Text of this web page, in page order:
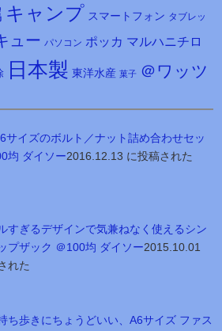
キャンプ スマートフォン タブレッ
ュー パソコン ポッカ マルハニチロ
日本製 東洋水産 菓子 ＠ワッツ
サイズのボルト／ナット詰め合わせセッ
均 ダイソー2016.12.13 に投稿された
すぎるデザインで気兼ねなく使えるシン
プザック ＠100均 ダイソー2015.10.01
れた
ち歩きにちょうどいい、A6サイズ ファス